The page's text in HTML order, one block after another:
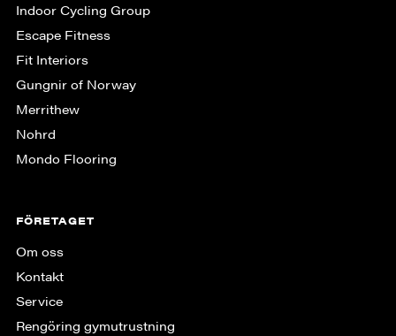
Indoor Cycling Group
Escape Fitness
Fit Interiors
Gungnir of Norway
Merrithew
Nohrd
Mondo Flooring
FÖRETAGET
Om oss
Kontakt
Service
Rengöring gymutrustning